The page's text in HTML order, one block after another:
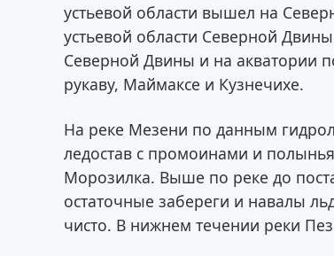
устьевой области вышел на
устьевой области Северной
Северной Двины и на акватории
рукаву, Маймаксе и Кузнечихе.
На реке Мезени по данным
ледостав с промоинами и
Морозилка. Выше по реке до
остаточные забереги и навалы
чисто. В нижнем течении реки